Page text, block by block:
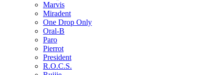
Marvis
Miradent
One Drop Only
Oral-B
Paro
Pierrot
President
R.O.C.S.